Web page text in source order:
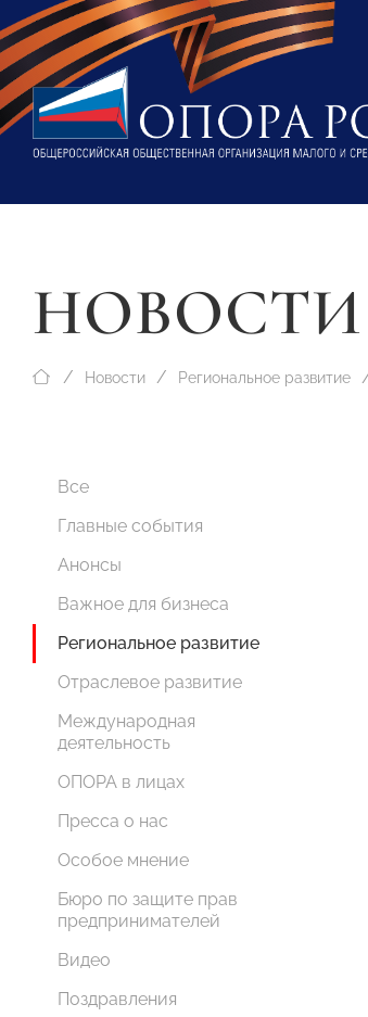
НОВОСТИ
Новости Региональное развитие
Все
Главные события
Анонсы
Важное для бизнеса
Региональное развитие
Отраслевое развитие
Международная
деятельность
ОПОРА в лицах
Пресса о нас
Особое мнение
Бюро по защите прав
предпринимателей
Видео
Поздравления